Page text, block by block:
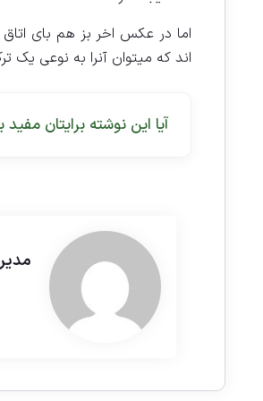
اما در عکس اخر بز هم بای
اند که میتوان آنرا به نوعی یک
آیا این نوشته برایتان مفید
مدیر